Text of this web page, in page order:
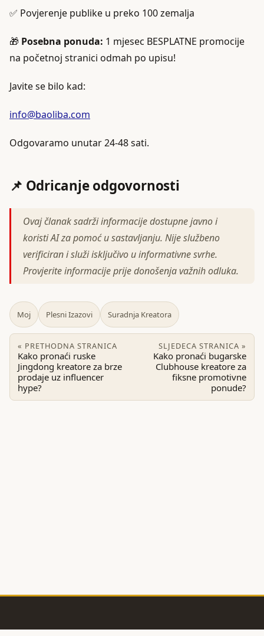
✅ Povjerenje publike u preko 100 zemalja
🎁 Posebna ponuda: 1 mjesec BESPLATNE promocije
na početnoj stranici odmah po upisu!
Javite se bilo kad:
info@baoliba.com
Odgovaramo unutar 24-48 sati.
📌 Odricanje odgovornosti
Ovaj članak sadrži informacije dostupne javno i
koristi AI za pomoć u sastavljanju. Nije službeno
verificiran i služi isključivo u informativne svrhe.
Provjerite informacije prije donošenja važnih odluka.
Moj Plesni Izazovi Suradnja Kreatora
« PRETHODNA STRANICA
Kako pronaći ruske
Jingdong kreatore za brze
prodaje uz influencer
hype?
SLJEDECA STRANICA »
Kako pronaći bugarske
Clubhouse kreatore za
fiksne promotivne
ponude?